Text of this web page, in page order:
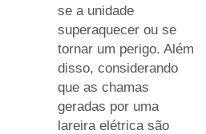
se a unidade
superaquecer ou se
tornar um perigo. Além
disso, considerando
que as chamas
geradas por uma
lareira elétrica são